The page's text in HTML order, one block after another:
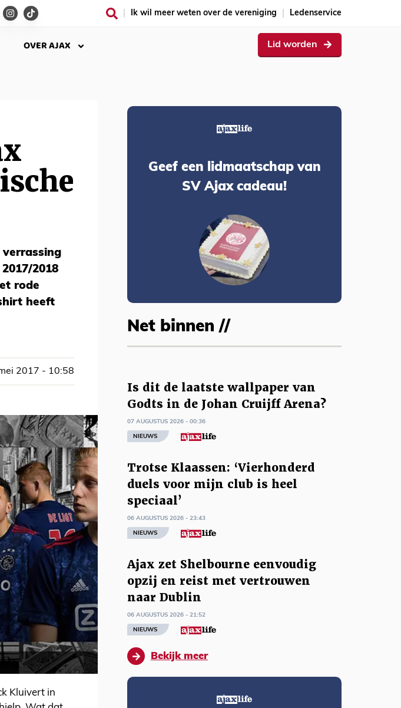
Ik wil meer weten over de vereniging Ledenservice
OVER AJAX Lid worden
2018
rode
heeft
2017 - 10:58
Kluivert in
Geef een lidmaatschap van
SV Ajax cadeau!
Net binnen //
Is dit de laatste wallpaper van
Godts in de Johan Cruijff Arena?
07 AUGUSTUS 2026 - 00:36
NIEUWS
Trotse Klaassen: ‘Vierhonderd
duels voor mijn club is heel
speciaal’
06 AUGUSTUS 2026 - 23:43
NIEUWS
Ajax zet Shelbourne eenvoudig
opzij en reist met vertrouwen
naar Dublin
06 AUGUSTUS 2026 - 21:52
NIEUWS
Bekijk meer